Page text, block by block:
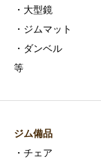
・大型鏡
・ジムマット
・ダンベル
等
ジム備品
・チェア